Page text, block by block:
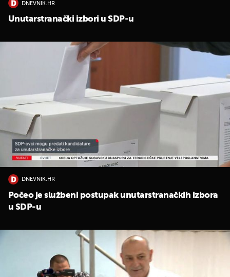
DNEVNIK.HR
Unutarstranački izbori u SDP-u
DNEVNIK.HR
Počeo je službeni postupak unutarstranačkih izbora
u SDP-u